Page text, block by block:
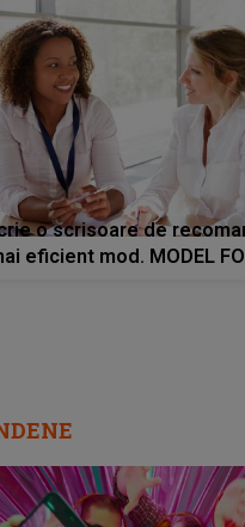
o scrisoare de
eficient mod. MODEL